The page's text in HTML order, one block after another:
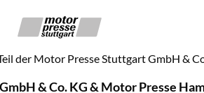
der Motor Presse Stuttgart GmbH &
& Co. KG & Motor Presse